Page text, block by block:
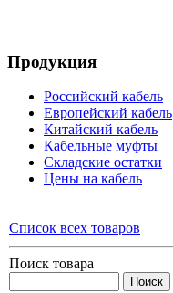
Продукция
Российский кабель
Европейский кабель
Китайский кабель
Кабельные муфты
Складские остатки
Цены на кабель
Список всех товаров
Поиск товара